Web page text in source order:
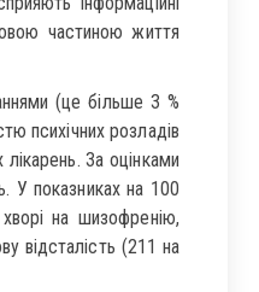
частиною життя
(це більше 3 %
психічних розладів
За оцінками
У показниках на 100
на шизофренію,
відсталість (211 на